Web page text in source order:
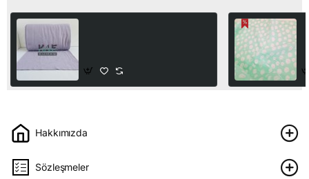
Hakkımızda
Sözleşmeler